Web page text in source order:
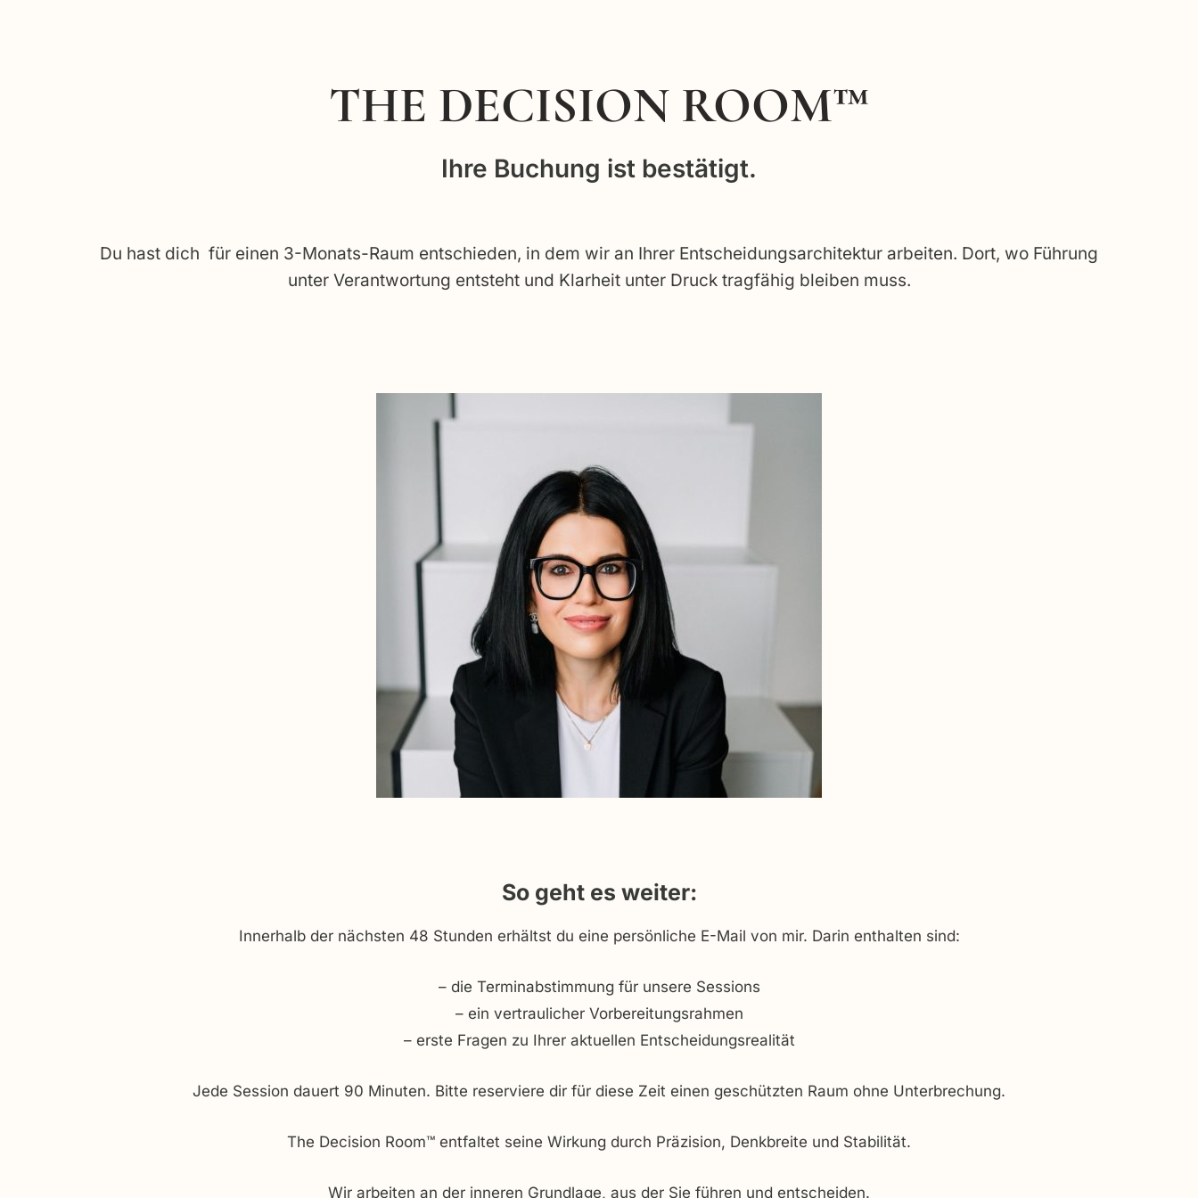
THE DECISION ROOM™
Ihre Buchung ist bestätigt.
Du hast dich für einen 3-Monats-Raum entschieden, in dem wir an Ihrer Entscheidungsarchitektur arbeiten. Dort, wo Führung
unter Verantwortung entsteht und Klarheit unter Druck tragfähig bleiben muss.
So geht es weiter:
Innerhalb der nächsten 48 Stunden erhältst du eine persönliche E-Mail von mir. Darin enthalten sind:
– die Terminabstimmung für unsere Sessions
– ein vertraulicher Vorbereitungsrahmen
– erste Fragen zu Ihrer aktuellen Entscheidungsrealität
Jede Session dauert 90 Minuten. Bitte reserviere dir für diese Zeit einen geschützten Raum ohne Unterbrechung.
The Decision Room™ entfaltet seine Wirkung durch Präzision, Denkbreite und Stabilität.
Wir arbeiten an der inneren Grundlage, aus der Sie führen und entscheiden.